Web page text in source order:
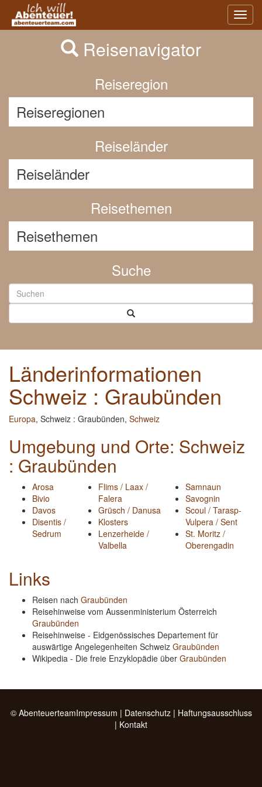
Previous
Reisenavigator
Reiseregion
Reiseländer
Reisethemen
Suche
Länderinformationen
Schweiz : Graubünden
Europa, Schweiz : Graubünden, Schweiz
Umgebung und Orte: Schweiz
: Graubünden
Arosa
Bivio
Davos
Disentis /
Sedrum
Flims / Laax /
Falera
Grüsch / Danusa
Klosters
Lenzerheide /
Valbella
Samnaun
Savognin
Scoul / Tarasp-
Vulpera / Sent
St. Moritz /
Oberengadin
Links
Reisen nach Graubünden
Reisehinweise vom Aussenministerium Österreich
Graubünden
Reisehinweise - Eidgenössisches Departement für
auswärtige Angelegenheiten Schweiz Graubünden
Wikipedia - Die freie Enzyklopädie über Graubünden
© AbenteuerteamImpressum | Datenschutz| Haftungsausschluss
| Kontakt